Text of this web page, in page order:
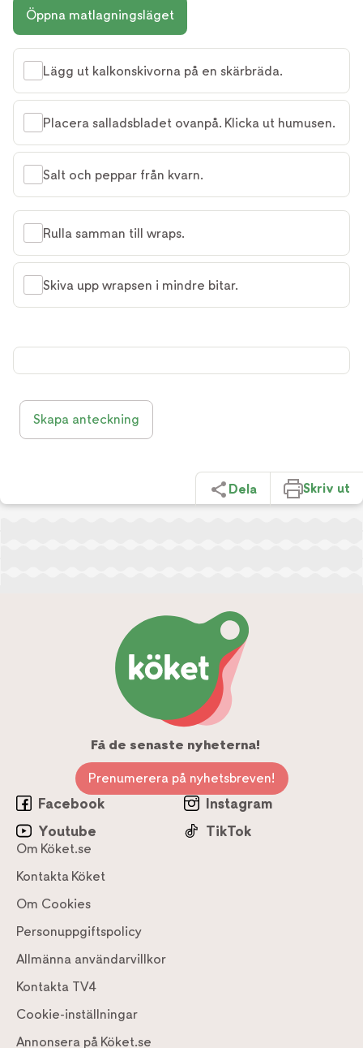
Öppna matlagningsläget
Lägg ut kalkonskivorna på en skärbräda.
Placera salladsbladet ovanpå. Klicka ut humusen.
Salt och peppar från kvarn.
Rulla samman till wraps.
Skiva upp wrapsen i mindre bitar.
Skapa anteckning
Dela Skriv ut
Få de senaste nyheterna!
Prenumerera på nyhetsbreven!
Facebook
Instagram
Youtube
TikTok
Om Köket.se
Kontakta Köket
Om Cookies
Personuppgiftspolicy
Allmänna användarvillkor
Kontakta TV4
Cookie-inställningar
Annonsera på Köket.se